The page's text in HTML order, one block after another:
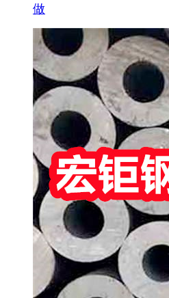
做